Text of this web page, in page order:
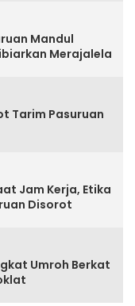
Mandul
Merajalela
Tarim Pasuruan
Jam Kerja, Etika
Disorot
Umroh Berkat